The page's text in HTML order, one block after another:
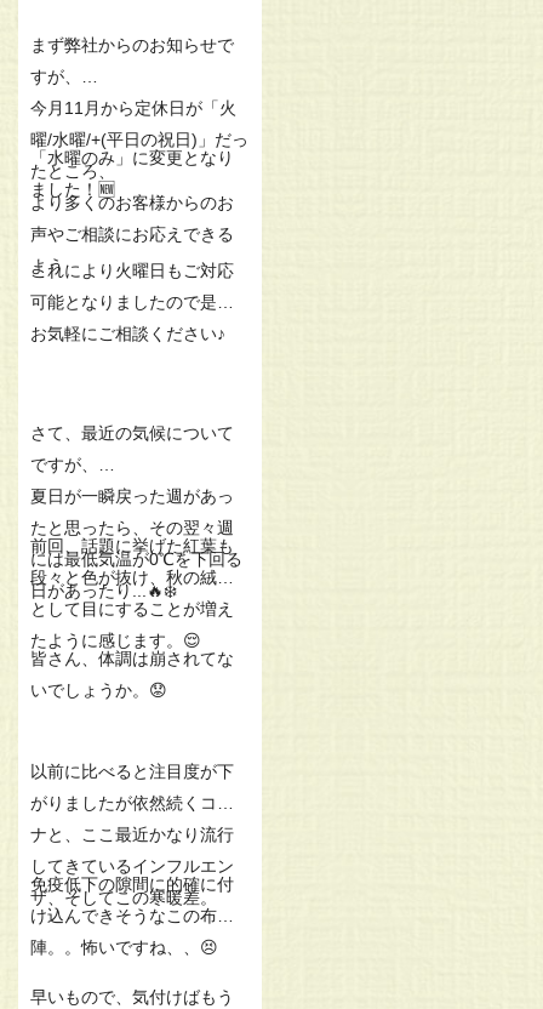
まず弊社からのお知らせで
すが、
今月11月から定休日が「火
曜/水曜/+(平日の祝日)」だっ
たところ、
より多くのお客様からのお
声やご相談にお応えできる
よう
「水曜のみ」に変更となり
ました！🆕
これにより火曜日もご対応
可能となりましたので是非
お気軽にご相談ください♪
さて、最近の気候について
ですが、
夏日が一瞬戻った週があっ
たと思ったら、その翌々週
には最低気温が0℃を下回る
日があったり...🔥❄️
前回、話題に挙げた紅葉も
段々と色が抜け、秋の絨毯
として目にすることが増え
たように感じます。😌
皆さん、体調は崩されてな
いでしょうか。😟
以前に比べると注目度が下
がりましたが依然続くコロ
ナと、ここ最近かなり流行
してきているインフルエン
ザ、そしてこの寒暖差。
免疫低下の隙間に的確に付
け込んできそうなこの布
陣。。怖いですね、、😣
早いもので、気付けばもう